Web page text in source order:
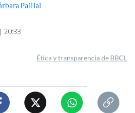
Paillal
20:33
Ética y transparencia de BBCL